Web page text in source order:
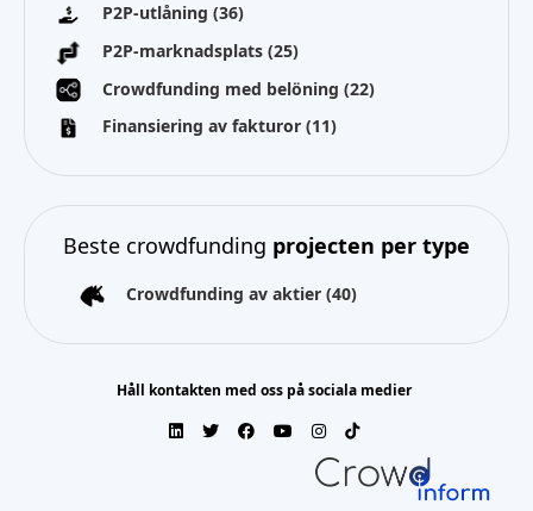
P2P-utlåning (36)
P2P-marknadsplats (25)
Crowdfunding med belöning (22)
Finansiering av fakturor (11)
Beste crowdfunding projecten per type
Crowdfunding av aktier (40)
Håll kontakten med oss på sociala medier